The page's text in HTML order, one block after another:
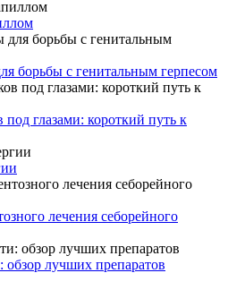
борьбы с генитальным герпесом
под глазами: короткий путь к
лечения себорейного
обзор лучших препаратов